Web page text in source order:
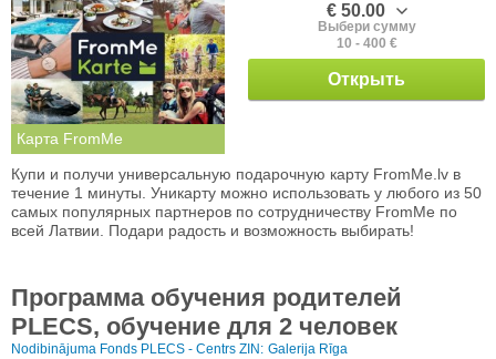
Карта FromMe
€ 50.00
Выбери сумму
10 - 400 €
Открыть
Купи и получи универсальную подарочную карту FromMe.lv в
течение 1 минуты. Уникарту можно использовать у любого из 50
самых популярных партнеров по сотрудничеству FromMe по
всей Латвии. Подари радость и возможность выбирать!
Программа обучения родителей
PLECS, обучение для 2 человек
Nodibinājuma Fonds PLECS - Centrs ZIN: Galerija Rīga